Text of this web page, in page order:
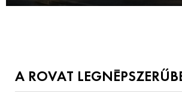
A ROVAT